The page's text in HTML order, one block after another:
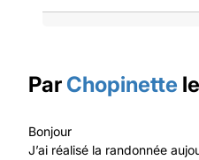
Par Chopinette le
Bonjour
J’ai réalisé la randonnée